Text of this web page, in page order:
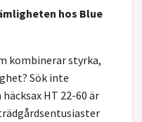
hos Blue
kombinerar styrka,
Sök inte
HT 22-60 är